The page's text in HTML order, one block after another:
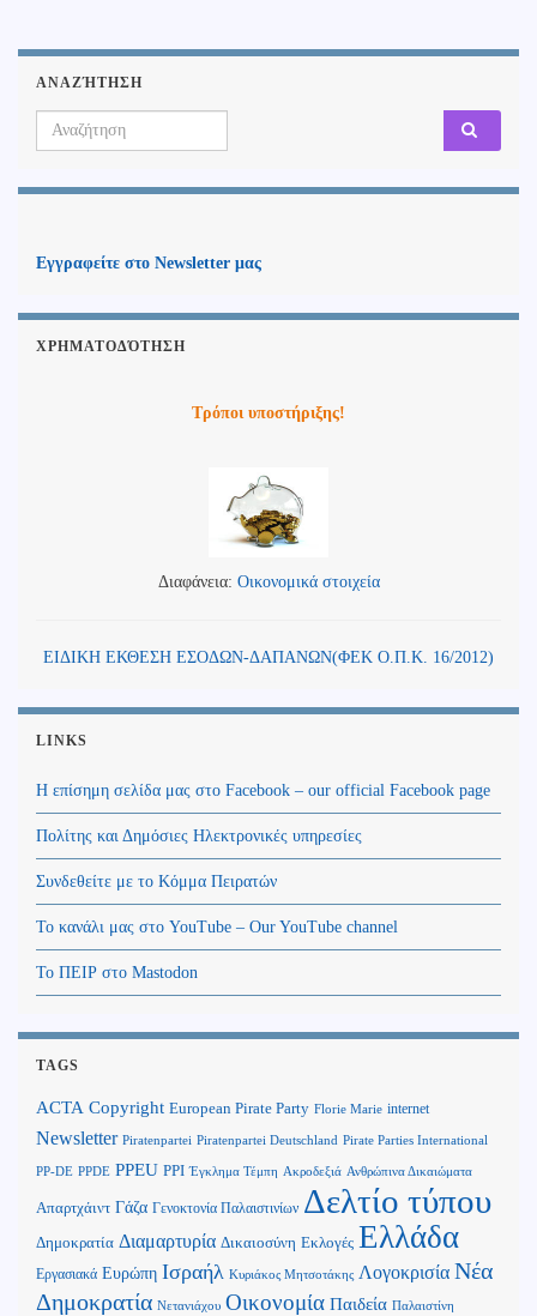
ΑΝΑΖΉΤΗΣΗ
Search for:
Εγγραφείτε στο Newsletter μας
ΧΡΗΜΑΤΟΔΌΤΗΣΗ
Τρόποι υποστήριξης!
Διαφάνεια: Οικονομικά στοιχεία
ΕΙΔΙΚΗ ΕΚΘΕΣΗ ΕΣΟΔΩΝ-ΔΑΠΑΝΩΝ(ΦΕΚ Ο.Π.Κ. 16/2012)
LINKS
Η επίσημη σελίδα μας στο Facebook – our official Facebook page
Πολίτης και Δημόσιες Ηλεκτρονικές υπηρεσίες
Συνδεθείτε με το Κόμμα Πειρατών
Το κανάλι μας στο YouTube – Our YouTube channel
Το ΠΕΙΡ στο Mastodon
TAGS
ACTA Copyright European Pirate Party Florie Marie internet
Newsletter Piratenpartei Piratenpartei Deutschland Pirate Parties International
PP-DE PPDE PPEU PPI Έγκλημα Τέμπη Ακροδεξιά Ανθρώπινα Δικαιώματα
Απαρτχάιντ Γάζα Γενοκτονία Παλαιστινίων Δελτίο τύπου
Δημοκρατία Διαμαρτυρία Δικαιοσύνη Εκλογές Ελλάδα
Εργασιακά Ευρώπη Ισραήλ Κυριάκος Μητσοτάκης Λογοκρισία Νέα
Δημοκρατία Νετανιάχου Οικονομία Παιδεία Παλαιστίνη